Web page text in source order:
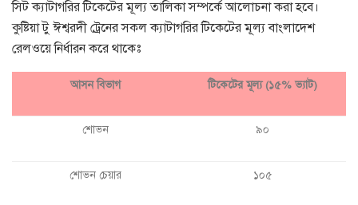
সিট ক্যাটাগরির টিকেটের মূল্য তালিকা সম্পর্কে আলোচনা করা হবে।
কুষ্টিয়া টু ঈশ্বরদী ট্রেনের সকল ক্যাটাগরির টিকেটের মূল্য বাংলাদেশ
রেলওয়ে নির্ধারন করে থাকেঃ
আসন বিভাগ টিকেটের মূল্য (১৫% ভ্যাট)
শোভন ৯০
শোভন চেয়ার ১০৫